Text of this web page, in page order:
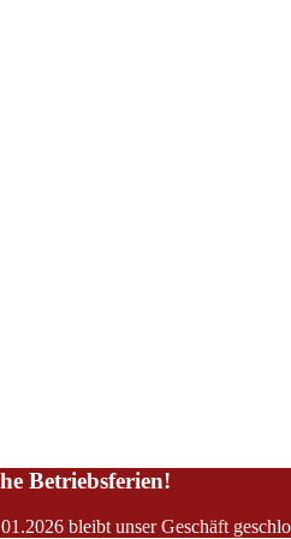
Betriebsferien!
bleibt unser Geschäft